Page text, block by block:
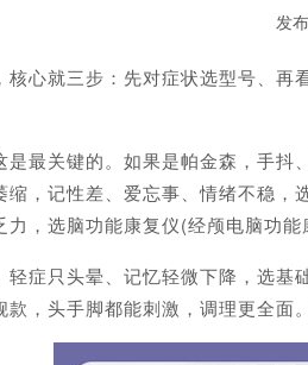
发
就三步：先对症状选型号、再
关键的。如果是帕金森，手抖
，记性差、爱忘事、情绪不稳
，选脑功能康复仪(经颅电脑功能
只头晕、记忆轻微下降，选基
，头手脚都能刺激，调理更全面